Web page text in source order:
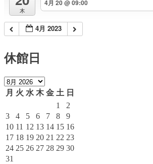
木
4月 20 @ 09:00
4月 2023
休館日
月 火 水 木 金 土 日
1
2
3
4 5 6 7 8
9
10 11 12 13 14 15 16
17 18 19 20 21 22 23
24 25 26 27 28 29 30
31